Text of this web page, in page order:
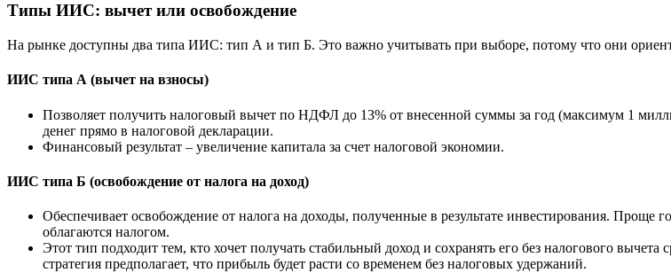
Типы ИИС: вычет или освобождение
На рынке доступны два типа ИИС: тип А и тип Б. Это важно учитывать при выборе, потому что они
ИИС типа А (вычет на взносы)
Позволяет получить налоговый вычет по НДФЛ до 13% от внесенной суммы за год (максимум 1
денег прямо в налоговой декларации.
Финансовый результат – увеличение капитала за счет налоговой экономии.
ИИС типа Б (освобождение от налога на доход)
Обеспечивает освобождение от налога на доходы, полученные в результате инвестирования.
облагаются налогом.
Этот тип подходит тем, кто хочет получать стабильный доход и сохранять его без налогового
стратегия предполагает, что прибыль будет расти со временем без налоговых удержаний.